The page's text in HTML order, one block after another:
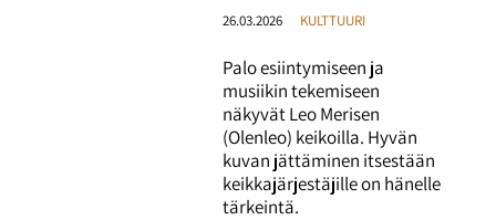
26.03.2026 KULTTUURI
Palo esiintymiseen ja
musiikin tekemiseen
näkyvät Leo Merisen
(Olenleo) keikoilla. Hyvän
kuvan jättäminen itsestään
keikkajärjestäjille on hänelle
tärkeintä.